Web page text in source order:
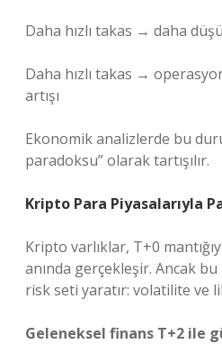
Daha hızlı takas → daha
Daha hızlı takas →
artışı
Ekonomik analizlerde bu
paradoksu” olarak tartışılır.
Kripto Para Piyasalarıyla
Kripto varlıklar, T+0
anında gerçekleşir. Ancak
risk seti yaratır: volatilite ve
Geleneksel finans T+2 ile